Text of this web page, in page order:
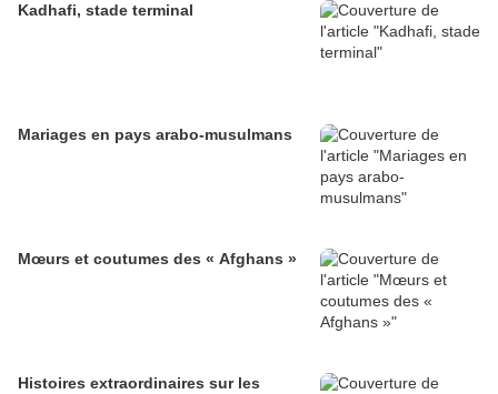
Kadhafi, stade terminal
Mariages en pays arabo-musulmans
Mœurs et coutumes des « Afghans »
Histoires extraordinaires sur les